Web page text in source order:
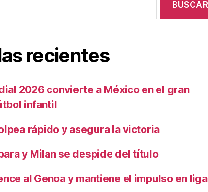
recientes
2026 convierte a México en el gran
infantil
rápido y asegura la victoria
y Milan se despide del título
al Genoa y mantiene el impulso en liga